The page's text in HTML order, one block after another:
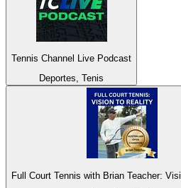
Tennis Channel Live Podcast
Deportes, Tenis
Full Court Tennis with Brian Teacher: